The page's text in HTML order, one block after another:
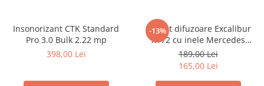
Insonorizant CTK Standard
Pro 3.0 Bulk 2.22 mp
398,00 Lei
-13%
Pachet difuzoare Excalibur
X172 cu inele Mercedes
Vito/Viano W639, VW Crafter
189,00 Lei
165,00 Lei